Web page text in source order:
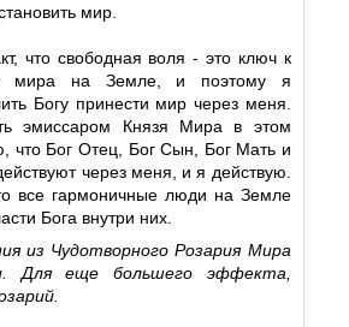
мир.
что свободная воля - это ключ к
мира на Земле, и поэтому я
Богу принести мир через меня.
эмиссаром Князя Мира в этом
что Бог Отец, Бог Сын, Бог Мать и
через меня, и я действую.
все гармоничные люди на Земле
Бога внутри них.
из Чудотворного Розария Мира
Для еще большего эффекта,